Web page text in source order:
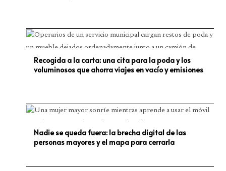
Recogida a la carta: una cita para la poda y los
voluminosos que ahorra viajes en vacío y emisiones
Nadie se queda fuera: la brecha digital de las
personas mayores y el mapa para cerrarla